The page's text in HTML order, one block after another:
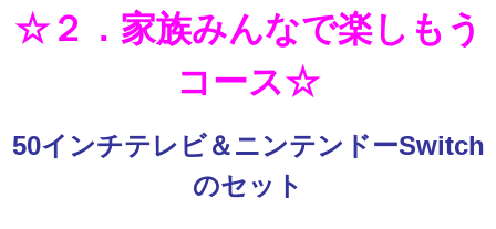
☆２．家族みんなで楽しもう
コース☆
50インチテレビ＆ニンテンドーSwitch
のセット